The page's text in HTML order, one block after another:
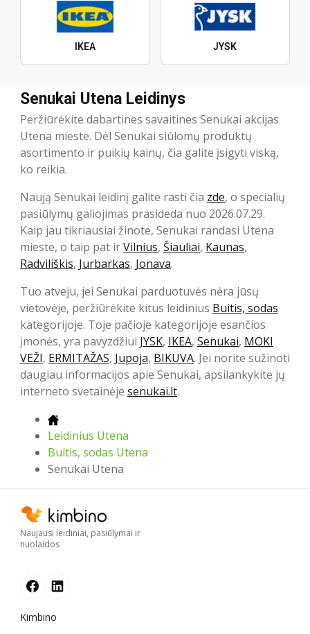
IKEA JYSK
Senukai Utena Leidinys
Peržiūrėkite dabartines savaitines Senukai akcijas
Utena mieste. Dėl Senukai siūlomų produktų
asortimento ir puikių kainų, čia galite įsigyti viską,
ko reikia.
Naują Senukai leidinį galite rasti čia zde, o specialių
pasiūlymų galiojimas prasideda nuo 2026.07.29.
Kaip jau tikriausiai žinote, Senukai randasi Utena
mieste, o taip pat irVilnius, Šiauliai, Kaunas,
Radviliškis, Jurbarkas, Jonava.
Tuo atveju, jei Senukai parduotuvės nėra jūsų
vietovėje, peržiūrėkite kitus leidinius Buitis, sodas
kategorijoje. Toje pačioje kategorijoje esančios
įmonės, yra pavyzdžiui JYSK, IKEA, Senukai, MOKI
VEŽI, ERMITAŽAS, Jupoja, BIKUVA. Jei norite sužinoti
daugiau informacijos apie Senukai, apsilankykite jų
interneto svetainėje senukai.lt.
Leidinius Utena
Buitis, sodas Utena
Senukai Utena
Naujausi leidiniai, pasiūlymai ir
nuolaidos
Kimbino